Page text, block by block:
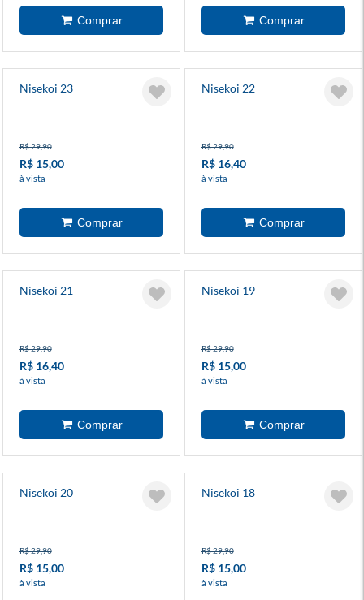
Nisekoi 23
R$ 29,90
R$ 15,00
à vista
Nisekoi 22
R$ 29,90
R$ 16,40
à vista
Nisekoi 21
R$ 29,90
R$ 16,40
à vista
Nisekoi 19
R$ 29,90
R$ 15,00
à vista
Nisekoi 20
R$ 29,90
R$ 15,00
à vista
Nisekoi 18
R$ 29,90
R$ 15,00
à vista